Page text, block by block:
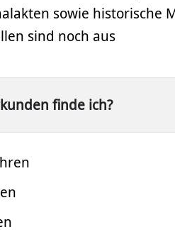
sowie historische
sind noch aus
finde ich?